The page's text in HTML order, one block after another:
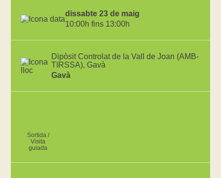
dissabte 23 de maig
10:00h fins 13:00h
Dipòsit Controlat de la Vall de Joan (AMB-
TIRSSA), Gavà
Gavà
Sortida /
Visita
guiada